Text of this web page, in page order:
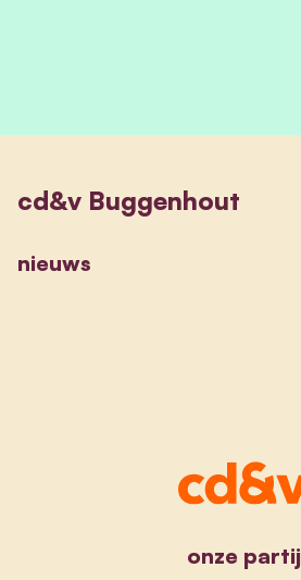
cd&v Buggenhout
nieuws
onze partij